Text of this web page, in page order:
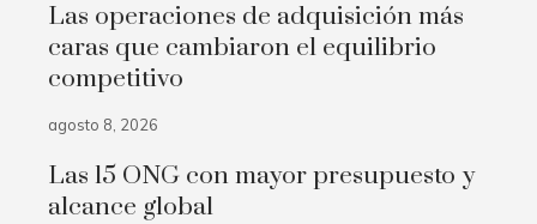
Las operaciones de adquisición más
caras que cambiaron el equilibrio
competitivo
agosto 8, 2026
Las 15 ONG con mayor presupuesto y
alcance global